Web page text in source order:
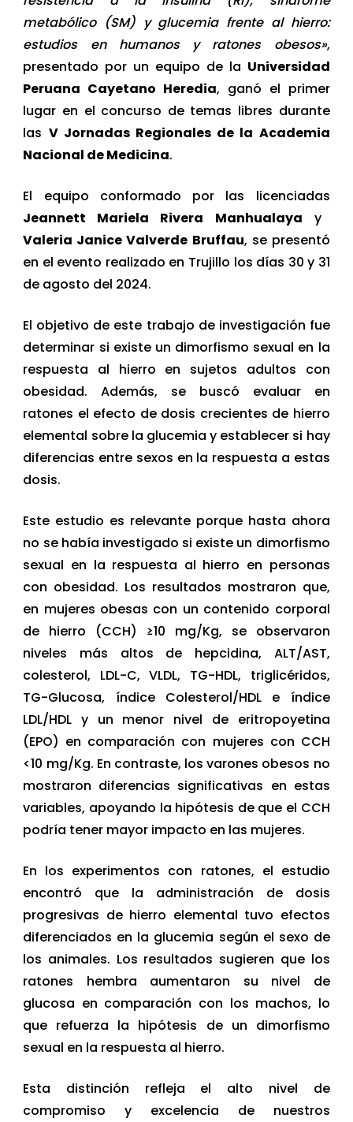
metabólico (SM) y glucemia frente al hierro:
estudios en humanos y ratones obesos»,
presentado por un equipo de la Universidad
Peruana Cayetano Heredia, ganó el primer
lugar en el concurso de temas libres durante
las V Jornadas Regionales de la Academia
Nacional de Medicina.
El equipo conformado por las licenciadas
Jeannett Mariela Rivera Manhualaya y
Valeria Janice Valverde Bruffau, se presentó
en el evento realizado en Trujillo los días 30 y 31
de agosto del 2024.
El objetivo de este trabajo de investigación fue
determinar si existe un dimorfismo sexual en la
respuesta al hierro en sujetos adultos con
obesidad. Además, se buscó evaluar en
ratones el efecto de dosis crecientes de hierro
elemental sobre la glucemia y establecer si hay
diferencias entre sexos en la respuesta a estas
dosis.
Este estudio es relevante porque hasta ahora
no se había investigado si existe un dimorfismo
sexual en la respuesta al hierro en personas
con obesidad. Los resultados mostraron que,
en mujeres obesas con un contenido corporal
de hierro (CCH) ≥10 mg/Kg, se observaron
niveles más altos de hepcidina, ALT/AST,
colesterol, LDL-C, VLDL, TG-HDL, triglicéridos,
TG-Glucosa, índice Colesterol/HDL e índice
LDL/HDL y un menor nivel de eritropoyetina
(EPO) en comparación con mujeres con CCH
<10 mg/Kg. En contraste, los varones obesos no
mostraron diferencias significativas en estas
variables, apoyando la hipótesis de que el CCH
podría tener mayor impacto en las mujeres.
En los experimentos con ratones, el estudio
encontró que la administración de dosis
progresivas de hierro elemental tuvo efectos
diferenciados en la glucemia según el sexo de
los animales. Los resultados sugieren que los
ratones hembra aumentaron su nivel de
glucosa en comparación con los machos, lo
que refuerza la hipótesis de un dimorfismo
sexual en la respuesta al hierro.
Esta distinción refleja el alto nivel de
compromiso y excelencia de nuestros